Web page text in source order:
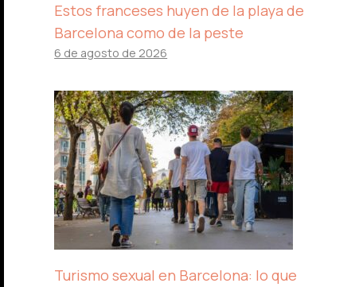
Estos franceses huyen de la playa de
Barcelona como de la peste
6 de agosto de 2026
Turismo sexual en Barcelona: lo que